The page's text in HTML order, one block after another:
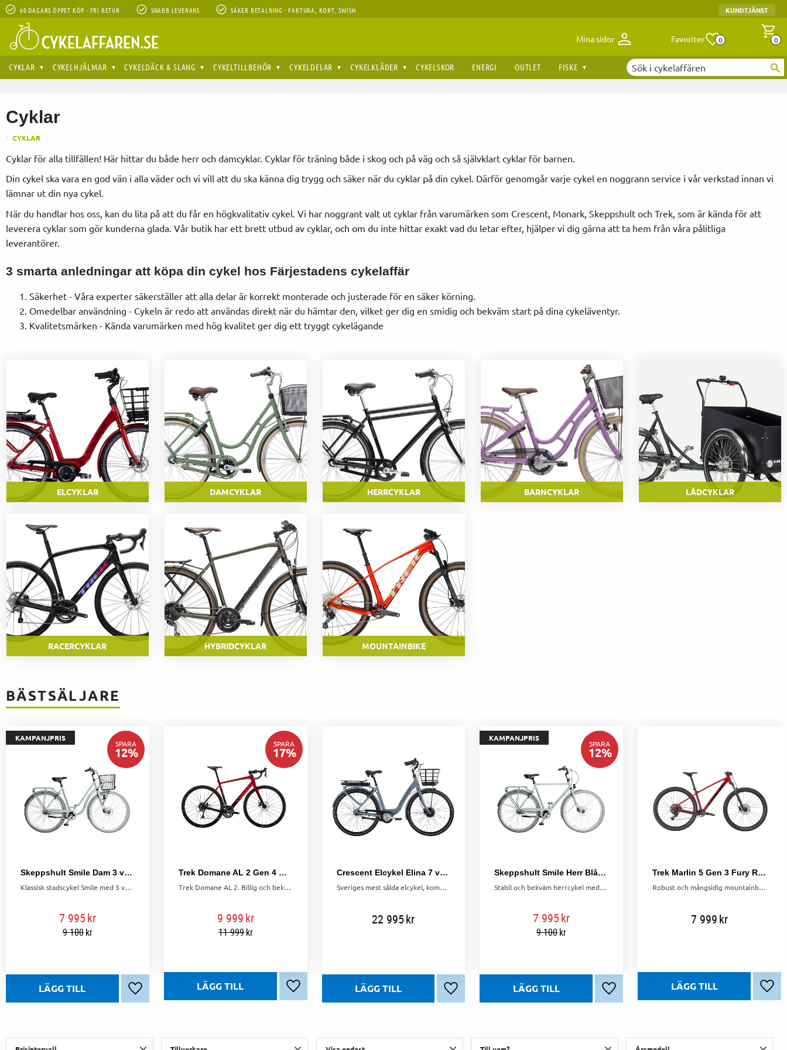
60 DAGARS ÖPPET KÖP - FRI RETUR SNABB LEVERANS SÄKER BETALNING - FAKTURA, KORT, SWISH KUNDTJÄNST
Mina sidor Favoriter Antal
0 0
CYKLAR CYKELHJÄLMAR CYKELDÄCK & SLANG CYKELTILLBEHÖR CYKELDELAR CYKELKLÄDER CYKELSKOR ENERGI OUTLET FISKE
Cyklar
CYKLAR
Cyklar för alla tillfällen! Här hittar du både herr och damcyklar. Cyklar för träning både i skog och på väg och så självklart cyklar för barnen.
Din cykel ska vara en god vän i alla väder och vi vill att du ska känna dig trygg och säker när du cyklar på din cykel. Därför genomgår varje cykel en noggrann service i vår verkstad innan vi
lämnar ut din nya cykel.
När du handlar hos oss, kan du lita på att du får en högkvalitativ cykel. Vi har noggrant valt ut cyklar från varumärken som Crescent, Monark, Skeppshult och Trek, som är kända för att
leverera cyklar som gör kunderna glada. Vår butik har ett brett utbud av cyklar, och om du inte hittar exakt vad du letar efter, hjälper vi dig gärna att ta hem från våra pålitliga
leverantörer.
3 smarta anledningar att köpa din cykel hos Färjestadens cykelaffär
Säkerhet - Våra experter säkerställer att alla delar är korrekt monterade och justerade för en säker körning.
Omedelbar användning - Cykeln är redo att användas direkt när du hämtar den, vilket ger dig en smidig och bekväm start på dina cykeläventyr.
Kvalitetsmärken - Kända varumärken med hög kvalitet ger dig ett tryggt cykelägande
ELCYKLAR DAMCYKLAR HERRCYKLAR BARNCYKLAR LÅDCYKLAR
RACERCYKLAR HYBRIDCYKLAR MOUNTAINBIKE
BÄSTSÄLJARE
Skeppshult Smile Dam 3 växlar Blå vind
Klassisk stadscykel Smile med 3 växlar och fotbroms. Robust stålram, lås, belysning och korg – praktisk för vardag och pendling.
7 995kr
9 100kr
SPARA
12%
KAMPANJPRIS
Lägg till i favoriter
Trek Domane AL 2 Gen 4 Crimson to Dark Carmine Fade
Trek Domane AL 2. Billig och bekväm racercykel i aluminium. Passar nybörjare, pendling och landsvägscykling.
9 999kr
11 999kr
SPARA
17%
Lägg till i favoriter
Crescent Elcykel Elina 7 växlar Blå
Sveriges mest sålda elcykel, kombinerar stil, komfort och kraft. Med EGOING-system, 7 växlar och en praktisk design är den perfekt för vardagscykling
22 995kr
Lägg till i favoriter
Skeppshult Smile Herr Blå vind 3 växlar
Stabil och bekväm herrcykel med 3 växlar, lättrullande däck och AVS-pakethållare. Perfekt för smidig och trygg vardagscykling.
7 995kr
9 100kr
SPARA
12%
KAMPANJPRIS
Lägg till i favoriter
Trek Marlin 5 Gen 3 Fury Red
Robust och mångsidig mountainbike med dämpad gaffel, Shimano CUES 9-växlad drivlina och skivbromsar. Perfekt för stigcykling och pendling.
7 999kr